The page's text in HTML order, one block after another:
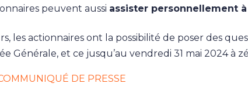
peuvent aussi assister personnellement à
les actionnaires ont la possibilité de poser des
Générale, et ce jusqu’au vendredi 31 mai 2024
DE PRESSE